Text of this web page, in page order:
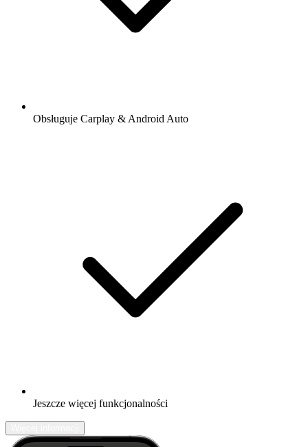
Obsługuje Carplay & Android Auto
Jeszcze więcej funkcjonalności